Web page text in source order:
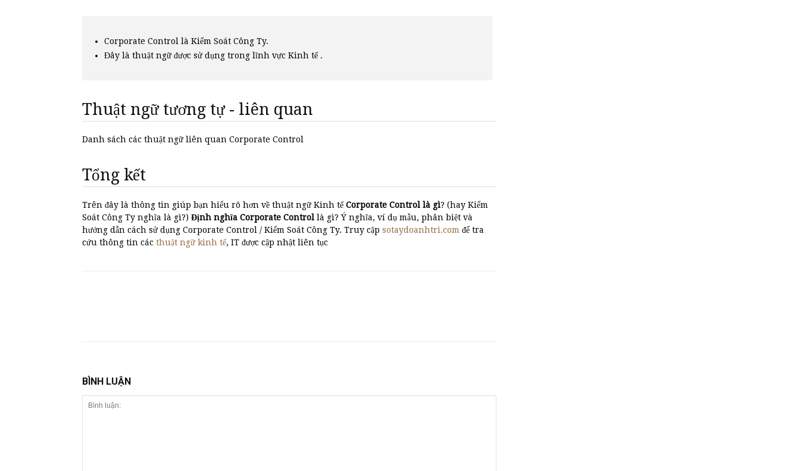
Corporate Control là Kiểm Soát Công Ty.
Đây là thuật ngữ được sử dụng trong lĩnh vực Kinh tế .
Thuật ngữ tương tự - liên quan
Danh sách các thuật ngữ liên quan Corporate Control
Tổng kết
Trên đây là thông tin giúp bạn hiểu rõ hơn về thuật ngữ Kinh tếCorporate Control là gì? (hay Kiểm
Soát Công Ty nghĩa là gì?) Định nghĩa Corporate Control là gì? Ý nghĩa, ví dụ mẫu, phân biệt và
hướng dẫn cách sử dụng Corporate Control / Kiểm Soát Công Ty. Truy cập sotaydoanhtri.com để tra
cứu thông tin các thuật ngữ kinh tế, IT được cập nhật liên tục
BÌNH LUẬN